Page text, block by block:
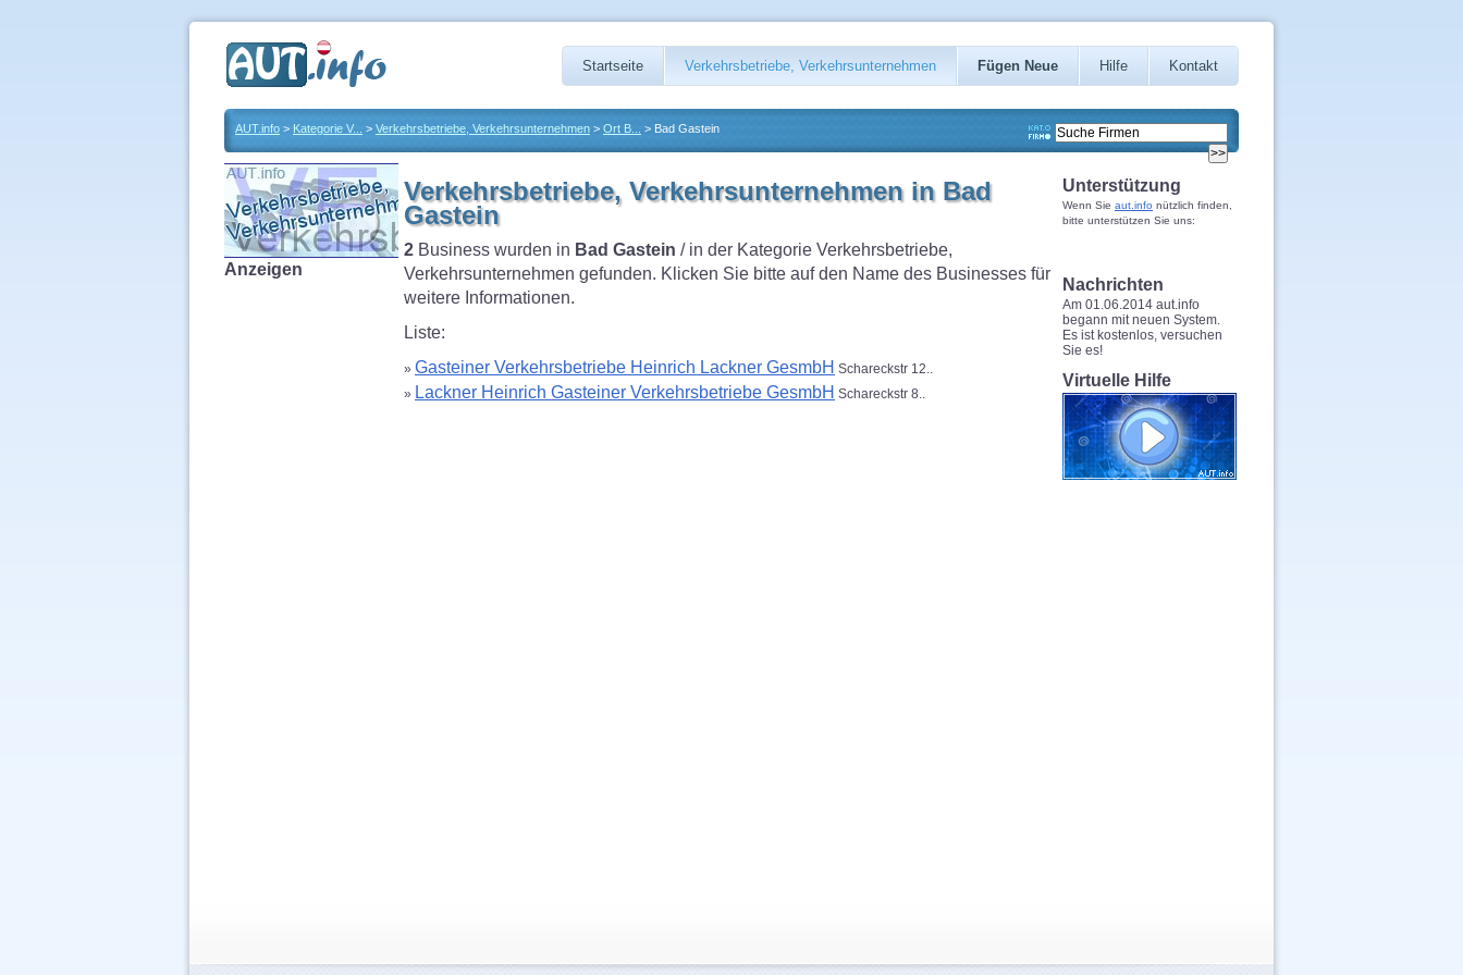
Startseite Verkehrsbetriebe, Verkehrsunternehmen Fügen Neue Hilfe Kontakt
AUT.info > Kategorie V... > Verkehrsbetriebe, Verkehrsunternehmen > Ort B... > Bad Gastein
Anzeigen
Verkehrsbetriebe, Verkehrsunternehmen in Bad
Gastein
2 Business wurden in Bad Gastein / in der Kategorie Verkehrsbetriebe,
Verkehrsunternehmen gefunden. Klicken Sie bitte auf den Name des Businesses für
weitere Informationen.
Liste:
» Gasteiner Verkehrsbetriebe Heinrich Lackner GesmbH Schareckstr 12..
» Lackner Heinrich Gasteiner Verkehrsbetriebe GesmbH Schareckstr 8..
Unterstützung
Wenn Sie aut.info nützlich finden,
bitte unterstützen Sie uns:
Nachrichten
Am 01.06.2014 aut.info
begann mit neuen System.
Es ist kostenlos, versuchen
Sie es!
Virtuelle Hilfe